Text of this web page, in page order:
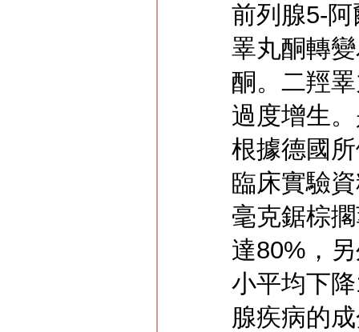
前列腺5-
睪丸酮轉
酮。二羥
過度增生
根據德國
臨床實驗
毫克鋸棕
達80%，
小平均下
腺疾病的